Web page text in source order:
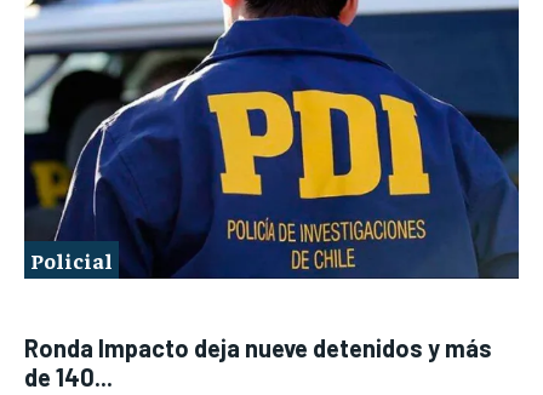
Policial
Ronda Impacto deja nueve detenidos y más
de 140...